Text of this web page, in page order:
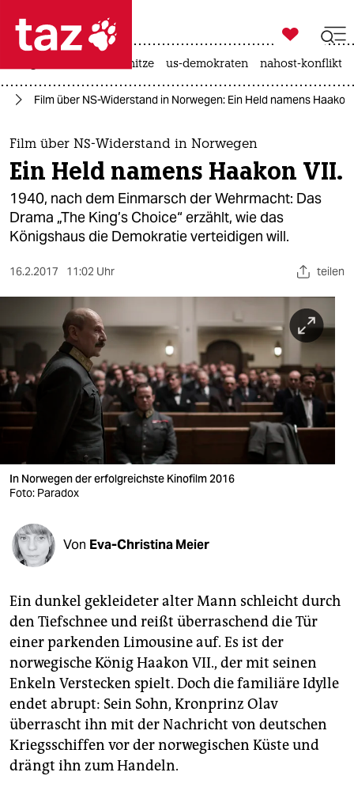
 taz zahl ich
taz zahl ich
themen
politik
öko
gesellschaft
sport
berlin
nord
wahrheit
verlag
verlag
veranstaltungen
shop
unterstützen
abo
genossenschaft
epaper login

taz zahl ich
hitze us-demokraten nahost-konflikt
Film über NS-Widerstand in Norwegen: Ein Held namens Haakon
Film über NS-Widerstand in Norwegen
Ein Held namens Haakon VII.
1940, nach dem Einmarsch der Wehrmacht: Das
Drama „The King’s Choice“ erzählt, wie das
Königshaus die Demokratie verteidigen will.
16.2.2017 11:02 Uhr teilen
In Norwegen der erfolgreichste Kinofilm 2016
Foto: Paradox
Von Eva-Christina Meier
Ein dunkel gekleideter alter Mann schleicht durch
den Tiefschnee und reißt überraschend die Tür
einer parkenden Limousine auf. Es ist der
norwegische König Haakon VII., der mit seinen
Enkeln Verstecken spielt. Doch die familiäre Idylle
endet abrupt: Sein Sohn, Kronprinz Olav
überrascht ihn mit der Nachricht von deutschen
Kriegsschiffen vor der norwegischen Küste und
drängt ihn zum Handeln.